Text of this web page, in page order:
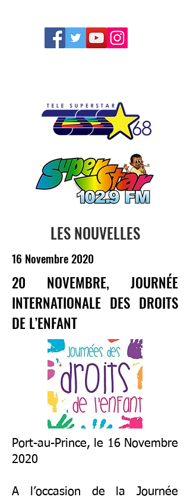
16 Novembre 2020
Port-au-Prince, le 16 Novembre
2020
A l’occasion de la Journée
LES NOUVELLES
20 NOVEMBRE, JOURNÉE
INTERNATIONALE DES DROITS
DE L’ENFANT